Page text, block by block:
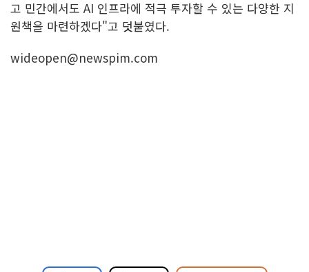
고 민간에서도 AI 인프라에 적극 투자할 수 있는 다양한 지
원책을 마련하겠다"고 덧붙였다.
wideopen@newspim.com